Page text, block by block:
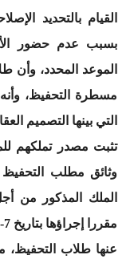
القيام بالتحديد
بسبب عدم حضور
الموعد المحدد، وأن
مسطرة التحفيظ،
التي بينها التصميم
تثبت مصدر تملكهم
وثائق مطلب
الملك المذكور من
عنها طلاب التحفيظ،